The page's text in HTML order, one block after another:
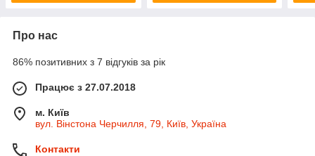
Про нас
86% позитивних з 7 відгуків за рік
Працює з 27.07.2018
м. Київ
вул. Вінстона Черчилля, 79, Київ, Україна
Контакти